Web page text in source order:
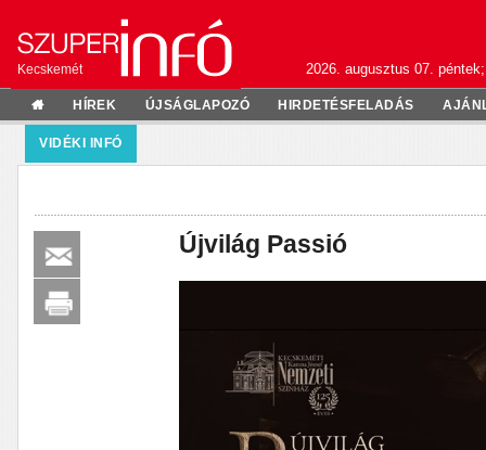
Kecskemét 2026. augusztus 07.
HÍREK ÚJSÁGLAPOZÓ HIRDETÉSFELADÁS
VIDÉKI INFÓ
Újvilág Passió